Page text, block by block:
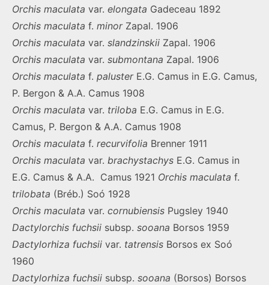
Orchis maculata var. elongata Gadeceau 1892
Orchis maculata f. minorZapal. 1906
Orchis maculata var. slandzinskii Zapal. 1906
Orchis maculata var. submontana Zapal. 1906
Orchis maculata f. palusterE.G. Camus in E.G. Camus,
P. Bergon & A.A. Camus 1908
Orchis maculata var. triloba E.G. Camus in E.G.
Camus, P. Bergon & A.A. Camus 1908
Orchis maculata f. recurvifolia Brenner 1911
Orchis maculata var. brachystachys E.G. Camus in
E.G. Camus & A.A. Camus 1921 Orchis maculata f.
trilobata (Bréb.) Soó 1928
Orchis maculata var. cornubiensis Pugsley 1940
Dactylorchis fuchsii subsp. sooana Borsos 1959
Dactylorhiza fuchsii var. tatrensis Borsos ex Soó
1960
Dactylorhiza fuchsii subsp. sooana (Borsos) Borsos